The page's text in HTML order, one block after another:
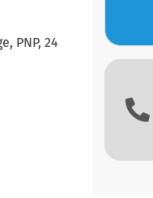
PNP, 24